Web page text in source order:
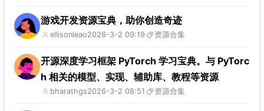
游戏开发资源宝典，助你创造奇迹
ellisonleao2026-3-2 09:19 资源合集
开源深度学习框架 PyTorch 学习宝典。与 PyTorc
h 相关的模型、实现、辅助库、教程等资源
bharathgs2026-3-2 08:51 资源合集